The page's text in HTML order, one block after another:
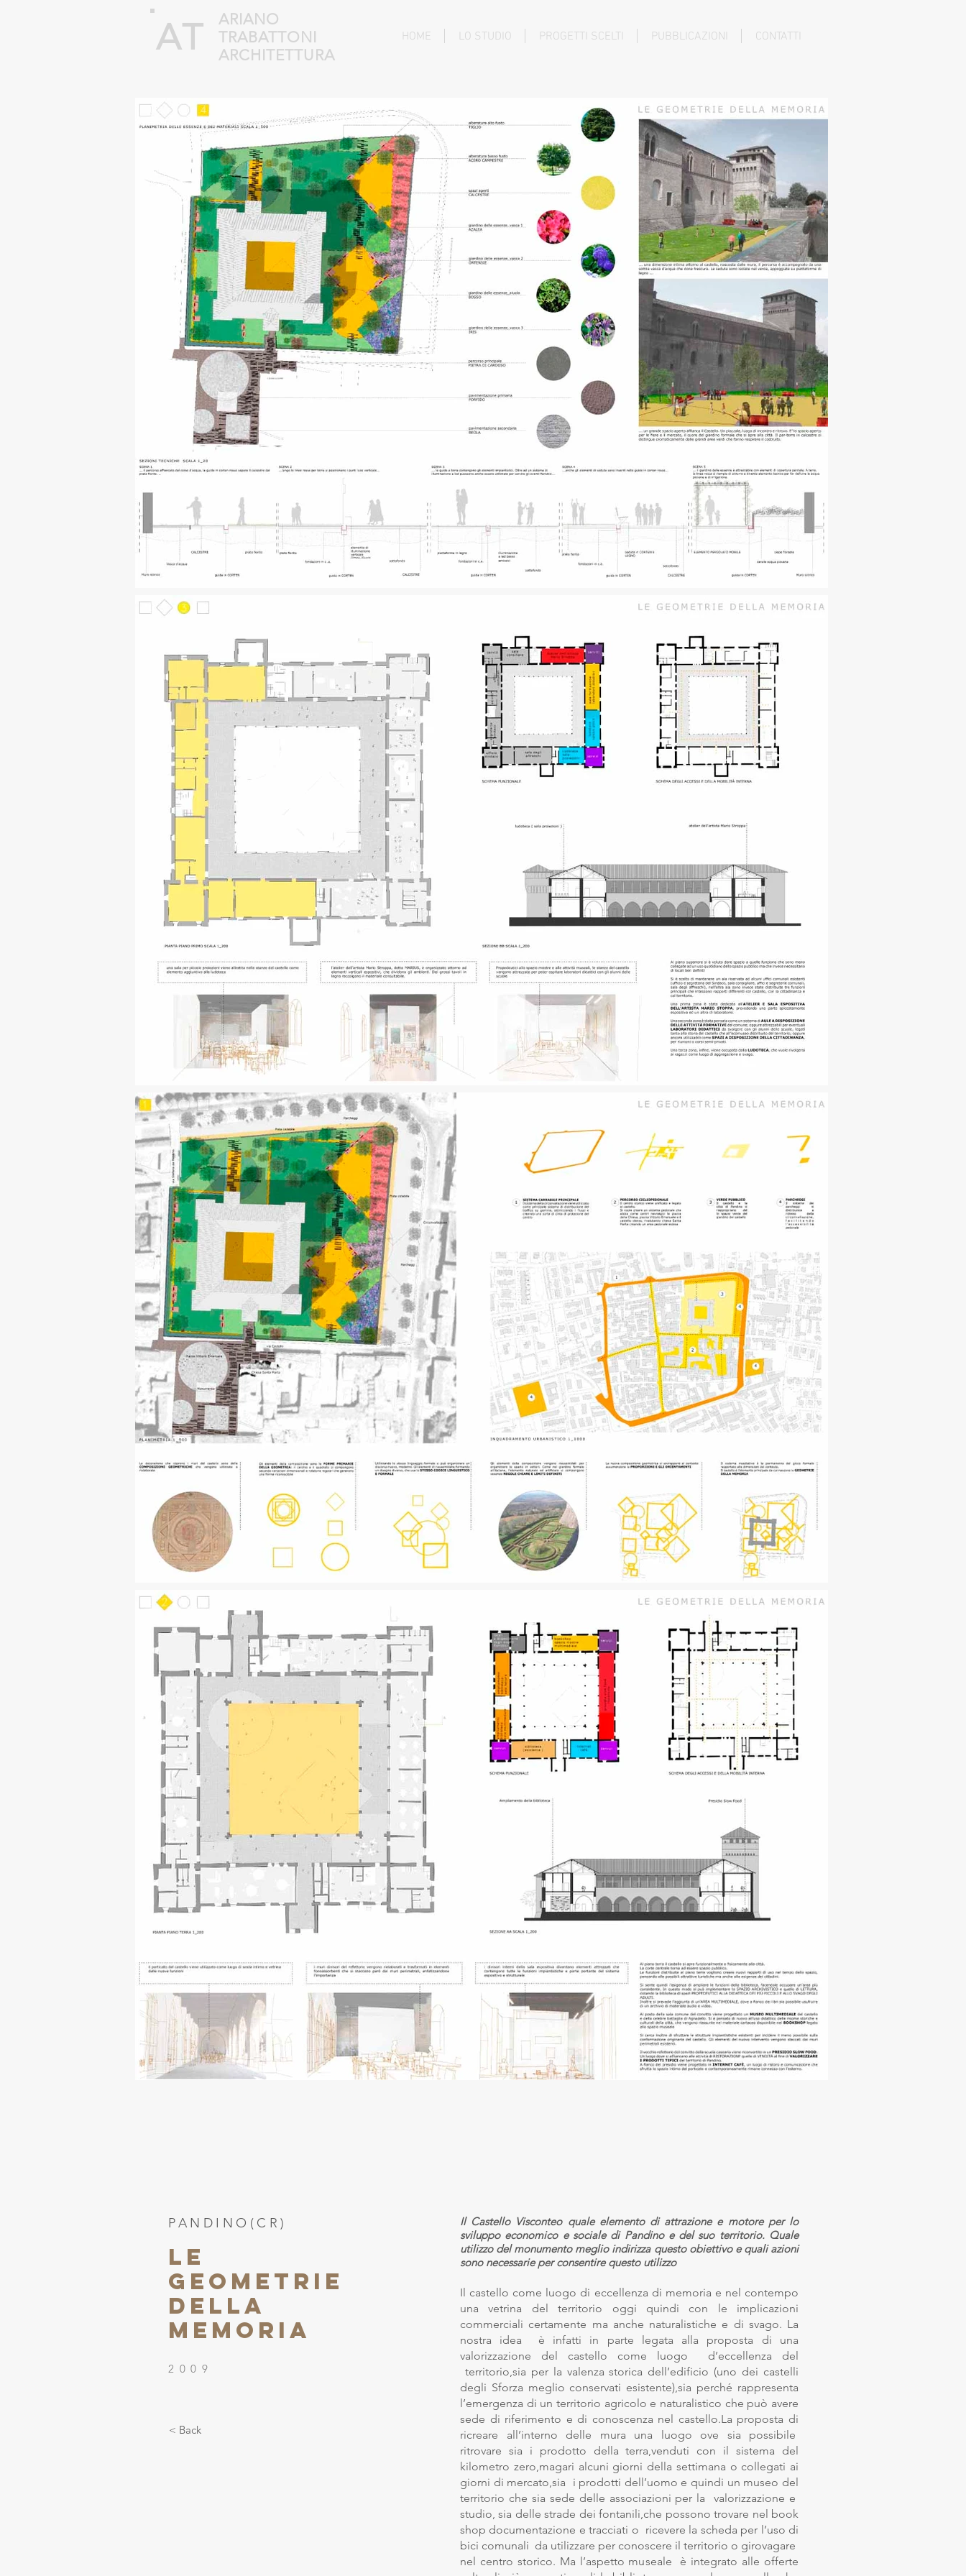
AT
ARIANO
TRABATTONI
ARCHITETTURA
HOME LO STUDIO PROGETTI SCELTI PUBBLICAZIONI CONTATTI
PANDINO(CR)
le
geometrie
della
memoria
2009
< Back
Il Castello Visconteo quale elemento di attrazione e motore per lo
sviluppo economico e sociale di Pandino e del suo territorio. Quale
utilizzo del monumento meglio indirizza questo obiettivo e quali azioni
sono necessarie per consentire questo utilizzo
Il castello come luogo di eccellenza di memoria e nel contempo
una vetrina del territorio oggi quindi con le implicazioni
commerciali certamente ma anche naturalistiche e di svago. La
nostra idea è infatti in parte legata alla proposta di una
valorizzazione del castello come luogo d’eccellenza del
territorio,sia per la valenza storica dell’edificio (uno dei castelli
degli Sforza meglio conservati esistente),sia perché rappresenta
l’emergenza di un territorio agricolo e naturalistico che può avere
sede di riferimento e di conoscenza nel castello.La proposta di
ricreare all’interno delle mura una luogo ove sia possibile
ritrovare sia i prodotto della terra,venduti con il sistema del
kilometro zero,magari alcuni giorni della settimana o collegati ai
giorni di mercato,sia i prodotti dell’uomo e quindi un museo del
territorio che sia sede delle associazioni per la valorizzazione e
studio, sia delle strade dei fontanili,che possono trovare nel book
shop documentazione e tracciati o ricevere la scheda per l’uso di
bici comunali da utilizzare per conoscere il territorio o girovagare
nel centro storico. Ma l’aspetto museale è integrato alle offerte